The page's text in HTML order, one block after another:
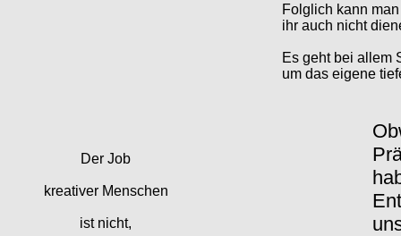
Folglich kann man
ihr auch nicht
Es geht bei allem
um das eigene
Der Job
kreativer Menschen
ist nicht,